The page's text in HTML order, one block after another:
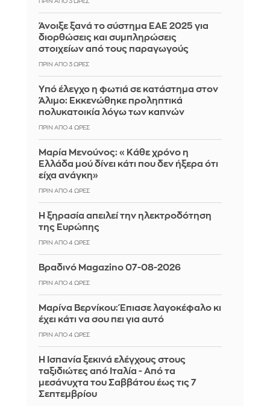
ΠΡΙΝ ΑΠΌ 3 ΏΡΕΣ
Άνοιξε ξανά το σύστημα ΕΑΕ 2025 για
διορθώσεις και συμπληρώσεις
στοιχείων από τους παραγωγούς
ΠΡΙΝ ΑΠΌ 3 ΏΡΕΣ
Yπό έλεγχο η φωτιά σε κατάστημα στον
Άλιμο: Εκκενώθηκε προληπτικά
πολυκατοικία λόγω των καπνών
ΠΡΙΝ ΑΠΌ 4 ΏΡΕΣ
Μαρία Μενούνος: «Κάθε χρόνο η
Ελλάδα μού δίνει κάτι που δεν ήξερα ότι
είχα ανάγκη»
ΠΡΙΝ ΑΠΌ 4 ΏΡΕΣ
Η ξηρασία απειλεί την ηλεκτροδότηση
της Ευρώπης
ΠΡΙΝ ΑΠΌ 4 ΏΡΕΣ
Βραδινό Magazino 07-08-2026
ΠΡΙΝ ΑΠΌ 4 ΏΡΕΣ
Μαρίνα Βερνίκου: Έπιασε λαγοκέφαλο κι
έχει κάτι να σου πει για αυτό
ΠΡΙΝ ΑΠΌ 4 ΏΡΕΣ
Η Ισπανία ξεκινά ελέγχους στους
ταξιδιώτες από Ιταλία - Από τα
μεσάνυχτα του Σαββάτου έως τις 7
Σεπτεμβρίου